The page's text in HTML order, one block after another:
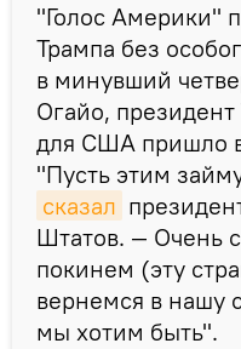
"Голос Америки"
Трампа без
в минувший
Огайо, президент
для США пришло
"Пусть этим
сказал
Штатов. — Очень
покинем (эту
вернемся в нашу
мы хотим быть".